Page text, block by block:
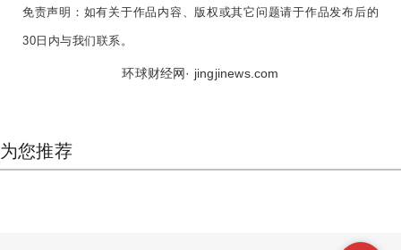
免责声明： 如有关于作品内容、版权或其它问题请于作品发布后的
30日内与我们联系。
环球财经网· jingjinews.com
为您推荐